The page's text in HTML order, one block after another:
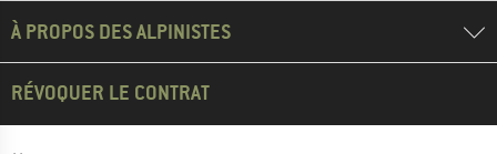
À PROPOS DES ALPINISTES
RÉVOQUER LE CONTRAT